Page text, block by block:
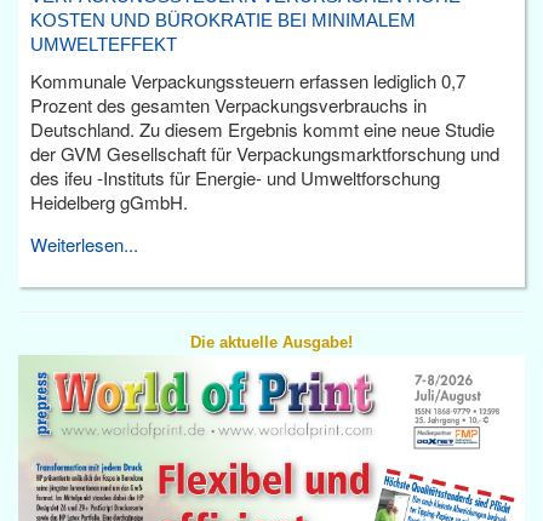
KOSTEN UND BÜROKRATIE BEI MINIMALEM
UMWELTEFFEKT
Kommunale Verpackungssteuern erfassen lediglich 0,7
Prozent des gesamten Verpackungsverbrauchs in
Deutschland. Zu diesem Ergebnis kommt eine neue Studie
der GVM Gesellschaft für Verpackungsmarktforschung und
des ifeu -Instituts für Energie- und Umweltforschung
Heidelberg gGmbH.
Weiterlesen...
Die aktuelle Ausgabe!